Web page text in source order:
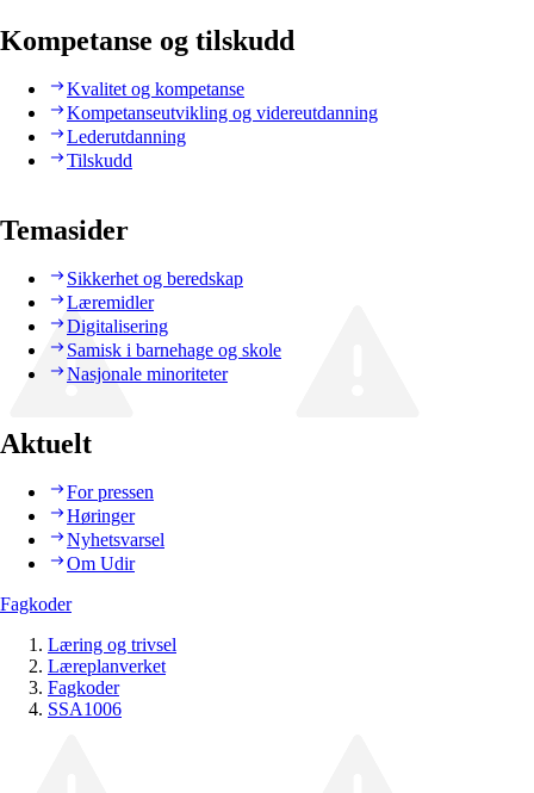
Kompetanse og tilskudd
Kvalitet og kompetanse
Kompetanseutvikling og videreutdanning
Lederutdanning
Tilskudd
Temasider
Sikkerhet og beredskap
Læremidler
Digitalisering
Samisk i barnehage og skole
Nasjonale minoriteter
Aktuelt
For pressen
Høringer
Nyhetsvarsel
Om Udir
Fagkoder
Læring og trivsel
Læreplanverket
Fagkoder
SSA1006